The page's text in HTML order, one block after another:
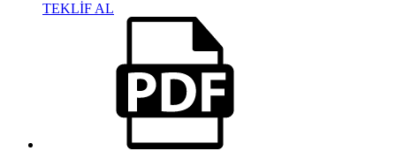
TEKLİF AL